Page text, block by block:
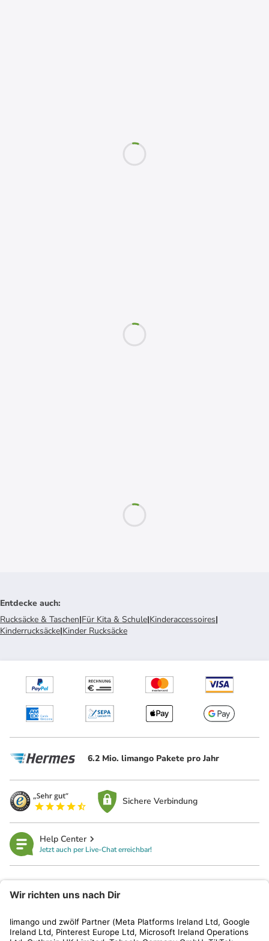
Entdecke auch:
Rucksäcke & Taschen|Für Kita & Schule|Kinderaccessoires|
Kinderrucksäcke|Kinder Rucksäcke
6.2 Mio. limango Pakete pro Jahr
Sichere Verbindung
Help Center
Jetzt auch per Live-Chat erreichbar!